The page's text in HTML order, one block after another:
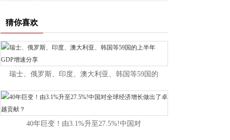
猜你喜欢
瑞士、俄罗斯、印度、澳大利亚、韩国等59国的
40年巨变！由3.1%升至27.5%!中国对